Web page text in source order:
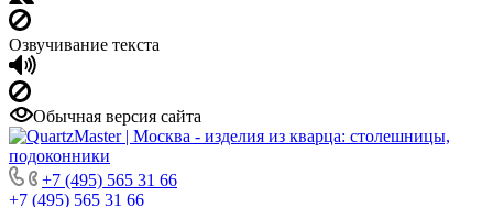
Озвучивание текста
Обычная версия сайта
+7 (495) 565 31 66
+7 (495) 565 31 66